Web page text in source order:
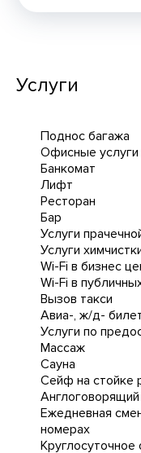
Услуги
Поднос багажа
Офисные услуги
Банкомат
Лифт
Ресторан
Бар
Услуги
Услуги
Wi-Fi в бизнес
Wi-Fi в
Вызов такси
Авиа-, ж/д-
Услуги по
Массаж
Сауна
Сейф на стойке
Ежедневная
номерах